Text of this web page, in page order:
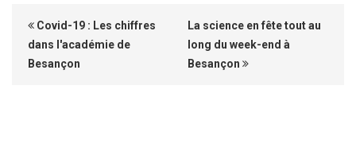
Covid-19 : Les chiffres
dans l'académie de
Besançon
La science en fête tout au
long du week-end à
Besançon